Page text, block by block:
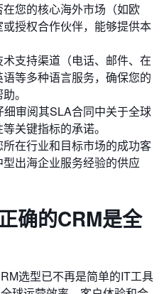
在您的核心海外市场（如欧
授权合作伙伴，能够提供本
术支持渠道（电话、邮件、在
等多种语言服务，确保您的
。
细审阅其SLA合同中关于全球
关键指标的承诺。
所在行业和目标市场的成功客
出海企业服务经验的供应
确的CRM是全
选型已不再是简单的IT工具